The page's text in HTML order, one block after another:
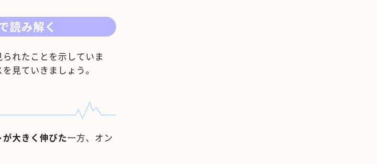
読み解く
れたことを示していま
見ていきましょう。
大きく伸びた一方、オン